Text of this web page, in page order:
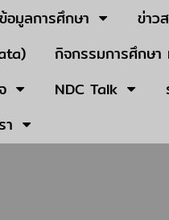
ข้อมูลการศึกษา ข่าว
กิจกรรมการศึกษ
NDC Talk
า